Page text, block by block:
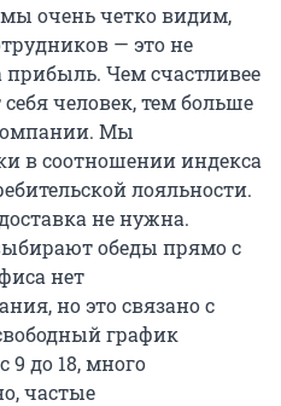
мы очень четко видим,
— это не
Чем счастливее
человек, тем больше
Мы
в соотношении индекса
лояльности.
не нужна.
обеды прямо с
нет
но это связано с
график
9 до 18, много
частые